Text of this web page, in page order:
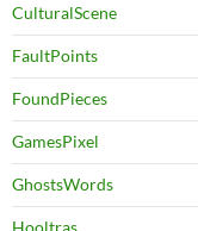
CulturalScene
FaultPoints
FoundPieces
GamesPixel
GhostsWords
Hooltras